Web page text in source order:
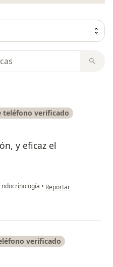
teléfono verificado
y eficaz el
• en opinión del usuario
Reportar
verificado